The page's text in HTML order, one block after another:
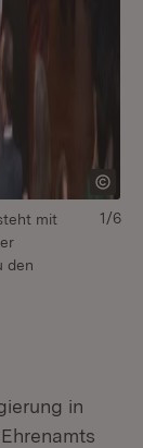
mit
den
1/6
in